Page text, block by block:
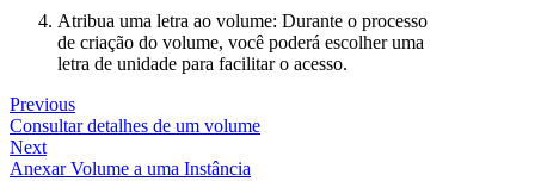
Atribua uma letra ao volume: Durante o processo
de criação do volume, você poderá escolher uma
letra de unidade para facilitar o acesso.
Previous
Consultar detalhes de um volume
Next
Anexar Volume a uma Instância